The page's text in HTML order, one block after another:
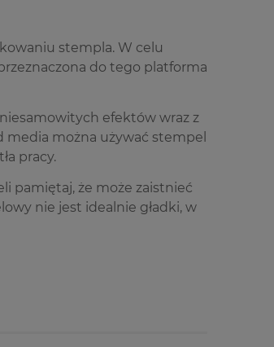
stempla. W celu
do tego platforma
efektów wraz z
można używać stempel
pracy.
pamiętaj, że może zaistnieć
nie jest idealnie gładki, w